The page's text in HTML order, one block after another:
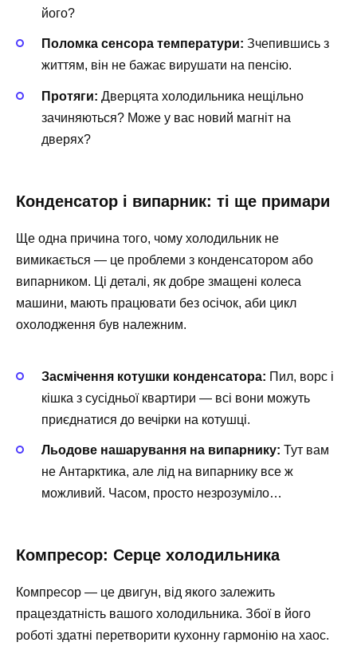
його?
Поломка сенсора температури: Зчепившись з
життям, він не бажає вирушати на пенсію.
Протяги: Дверцята холодильника нещільно
зачиняються? Може у вас новий магніт на
дверях?
Конденсатор і випарник: ті ще примари
Ще одна причина того, чому холодильник не
вимикається — це проблеми з конденсатором або
випарником. Ці деталі, як добре змащені колеса
машини, мають працювати без осічок, аби цикл
охолодження був належним.
Засмічення котушки конденсатора: Пил, ворс і
кішка з сусідньої квартири — всі вони можуть
приєднатися до вечірки на котушці.
Льодове нашарування на випарнику: Тут вам
не Антарктика, але лід на випарнику все ж
можливий. Часом, просто незрозуміло…
Компресор: Серце холодильника
Компресор — це двигун, від якого залежить
працездатність вашого холодильника. Збої в його
роботі здатні перетворити кухонну гармонію на хаос.